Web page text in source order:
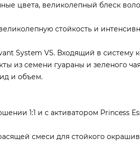
цвета, великолепный блеск
стойкость и
System VS. Входящий в систему
из семени гуараны и зеленого
и объем.
1:1 и с активатором Princess
смеси для стойкого